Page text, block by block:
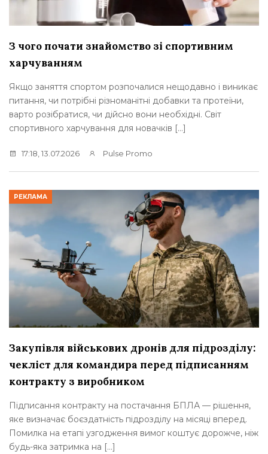
З чого почати знайомство зі спортивним
харчуванням
Якщо заняття спортом розпочалися нещодавно і виникає
питання, чи потрібні різноманітні добавки та протеїни,
варто розібратися, чи дійсно вони необхідні. Світ
спортивного харчування для новачків […]
17:18, 13.07.2026 Pulse Promo
РЕКЛАМА
Закупівля військових дронів для підрозділу:
чекліст для командира перед підписанням
контракту з виробником
Підписання контракту на постачання БПЛА — рішення,
яке визначає боєздатність підрозділу на місяці вперед.
Помилка на етапі узгодження вимог коштує дорожче, ніж
будь-яка затримка на […]